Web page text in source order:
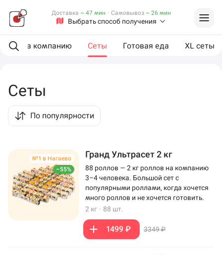
Выбрать способ получения
Доставка ~ 47 мин · Самовывоз ~ 26 мин
На компанию Сеты Готовая еда XL сеты
Сеты
По популярности
–55%
№1 в Нагаево Гранд Ультрасет 2 кг
88 роллов — 2 кг роллов на компанию
3–4 человека. Большой сет с
популярными роллами, когда хочется
много роллов и не хочется готовить.
2 кг · 88 шт.
1499 ₽ 3349 ₽